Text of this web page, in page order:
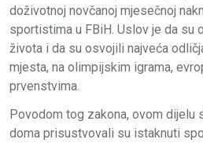
doživotnoj novčanoj mjesečnoj
sportistima u FBiH. Uslov je da su
života i da su osvojili najveća
mjesta, na olimpijskim igrama,
prvenstvima.
Povodom tog zakona, ovom dijelu
doma prisustvovali su istaknuti